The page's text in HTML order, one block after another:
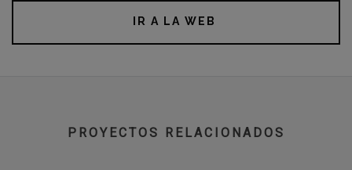
IR A LA WEB
PROYECTOS RELACIONADOS